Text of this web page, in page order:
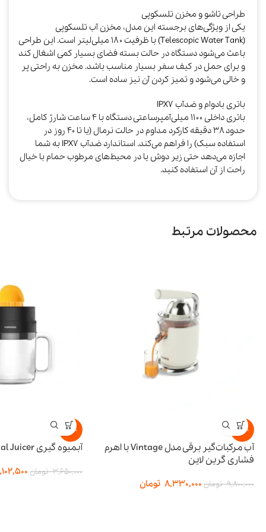
طراحی تاشو و مخزن تلسکوپی
یکی از ویژگی‌های برجسته این مدل، مخزن آب تلسکوپی
(Telescopic Water Tank) با ظرفیت ۱۸۰ میلی‌لیتر است. این طراحی
باعث می‌شود دستگاه در حالت بسته فضای بسیار کمی اشغال کند
و برای حمل در کیف سفر بسیار مناسب باشد. مخزن به راحتی پر
و خالی می‌شود و تمیز کردن آن نیز ساده است.​
باتری بادوام و ضدآب IPX7
باتری داخلی ۱۱۰۰ میلی‌آمپرساعتی دستگاه با ۴ ساعت شارژ کامل،
حدود ۳۸ دقیقه کارکرد مداوم در حالت نرمال (یا تا ۴۰ روز در
استفاده سبک) را فراهم می‌کند. استاندارد ضدآب IPX7 به شما
اجازه می‌دهد حتی زیر دوش یا در محیط‌های مرطوب حمام با خیال
راحت از آن استفاده کنید.​
محصولات مرتبط
-15%
آب مرکبات‌گیر برقی مدل Vintage با اهرم
فشاری گرین لاین
9,800,000 تومان 8,330,000 تومان
-15%
آبمیوه گیری BI-Directional Juicer پرودو
3,650,000 تومان